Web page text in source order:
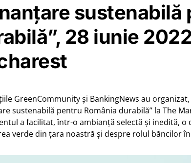
sustenabilă
28 iunie
GreenCommunity și BankingNews au
sustenabilă pentru România durabilă” la The
a facilitat, într-o ambianță selectă și inedită,
verde din țara noastră și despre rolul băncilor